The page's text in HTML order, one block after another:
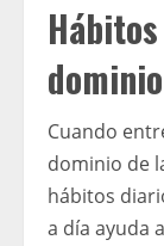
Cuando
dominio de
hábitos
a día ayuda